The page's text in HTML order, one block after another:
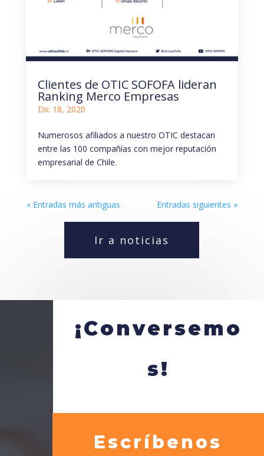
Clientes de OTIC SOFOFA lideran
Ranking Merco Empresas
Dic 18, 2020
Numerosos afiliados a nuestro OTIC destacan
entre las 100 compañías con mejor reputación
empresarial de Chile.
« Entradas más antiguas Entradas siguientes »
Ir a noticias
¡Conversemo
s!
Escríbenos